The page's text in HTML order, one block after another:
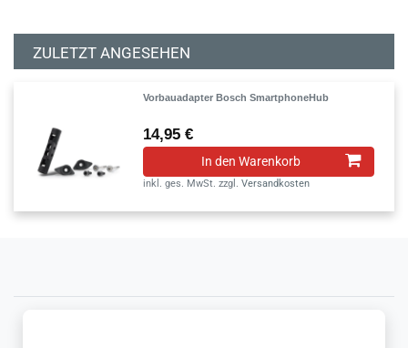
ZULETZT ANGESEHEN
Vorbauadapter Bosch SmartphoneHub
14,95 €
In den Warenkorb
inkl. ges. MwSt. zzgl.Versandkosten